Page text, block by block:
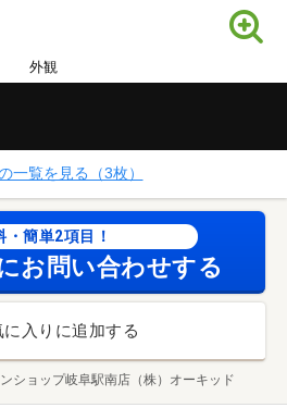
外観
一覧を見る（3枚）
・簡単2項目！
お問い合わせする
に入りに追加する
ショップ岐阜駅南店（株）オーキッド